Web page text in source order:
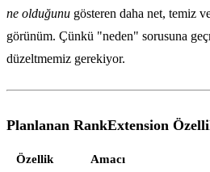
ne olduğunu gösteren daha net, temiz
görünüm. Çünkü "neden" sorusuna
düzeltmemiz gerekiyor.
Planlanan RankExtension
Özellik Amacı